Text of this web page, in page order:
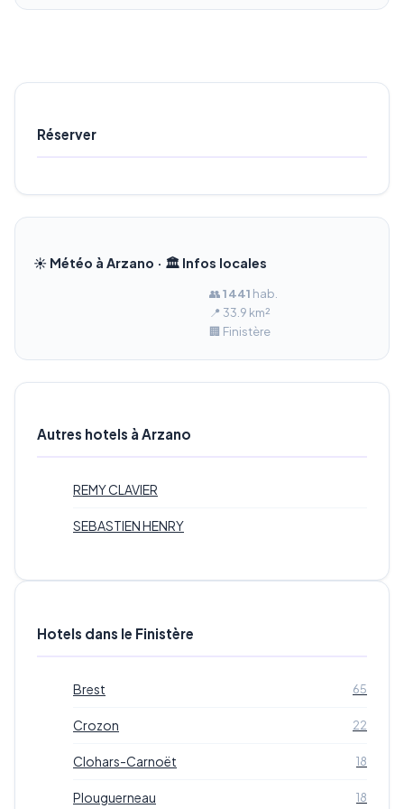
Réserver
☀️ Météo à Arzano · 🏛️ Infos locales
👥1 441 hab.
📍 33.9 km²
🏢 Finistère
Autres hotels à Arzano
REMY CLAVIER
SEBASTIEN HENRY
Hotels dans le Finistère
Brest 65
Crozon 22
Clohars-Carnoët 18
Plouguerneau 18